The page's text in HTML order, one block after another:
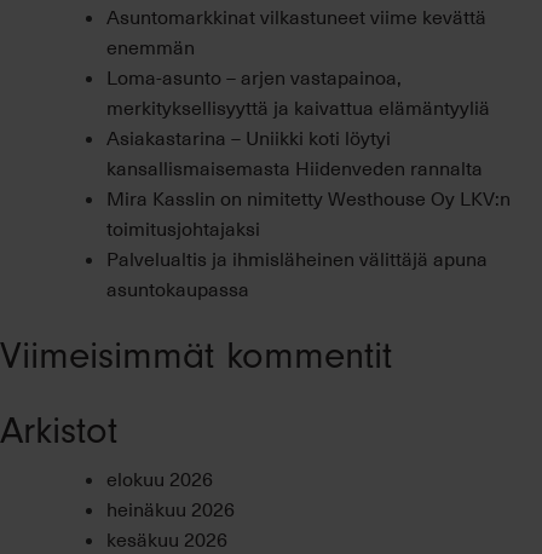
Asuntomarkkinat vilkastuneet viime kevättä
enemmän
Loma-asunto – arjen vastapainoa,
merkityksellisyyttä ja kaivattua elämäntyyliä
Asiakastarina – Uniikki koti löytyi
kansallismaisemasta Hiidenveden rannalta
Mira Kasslin on nimitetty Westhouse Oy LKV:n
toimitusjohtajaksi
Palvelualtis ja ihmisläheinen välittäjä apuna
asuntokaupassa
Viimeisimmät kommentit
Arkistot
elokuu 2026
heinäkuu 2026
kesäkuu 2026